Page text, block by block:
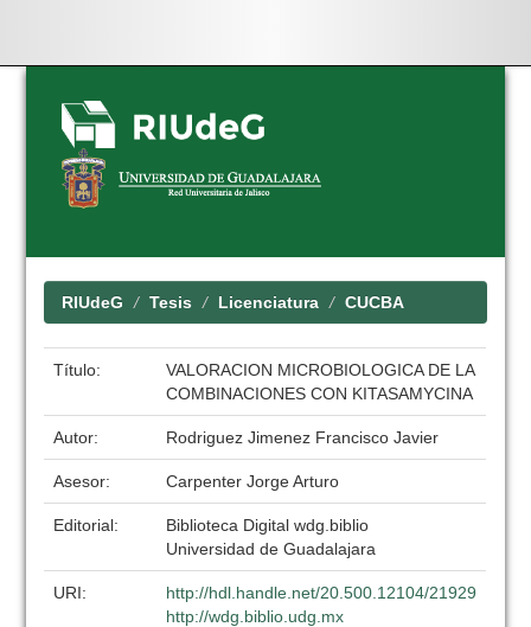
Skip
navigation
RIUdeG Tesis Licenciatura CUCBA
Título:
VALORACION MICROBIOLOGICA DE LA
COMBINACIONES CON KITASAMYCINA
Autor: Rodriguez Jimenez Francisco Javier
Asesor: Carpenter Jorge Arturo
Editorial:
Biblioteca Digital wdg.biblio
Universidad de Guadalajara
URI:
http://hdl.handle.net/20.500.12104/21929
http://wdg.biblio.udg.mx